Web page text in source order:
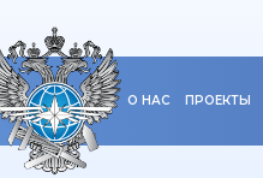
О НАС ПРОЕКТЫ